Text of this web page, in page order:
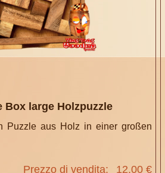
Box large Holzpuzzle
Puzzle aus Holz in einer großen
Prezzo di vendita: 12,00 €